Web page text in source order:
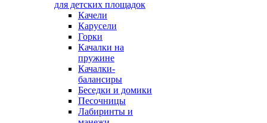
для детских площадок
Качели
Карусели
Горки
Качалки на
пружине
Качалки-
балансиры
Беседки и домики
Песочницы
Лабиринты и